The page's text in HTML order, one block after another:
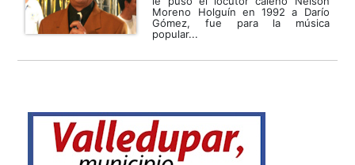
Moreno Holguín en 1992 a Darío
Gómez, fue para la música
popular...